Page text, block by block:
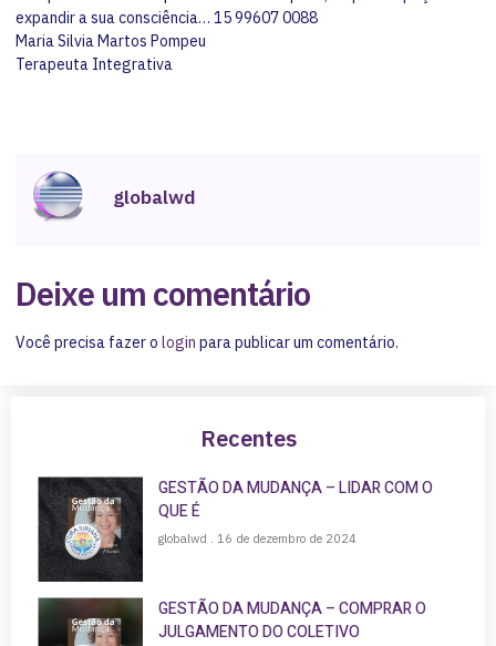
expandir a sua consciência… 15 99607 0088
Maria Silvia Martos Pompeu
Terapeuta Integrativa
globalwd
Deixe um comentário
Você precisa fazer o login para publicar um comentário.
Recentes
GESTÃO DA MUDANÇA – LIDAR COM O
QUE É
globalwd 16 de dezembro de 2024
GESTÃO DA MUDANÇA – COMPRAR O
JULGAMENTO DO COLETIVO